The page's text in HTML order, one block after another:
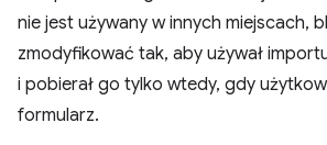
nie jest używany w innych miejscach,
zmodyfikować tak, aby używał
i pobierał go tylko wtedy, gdy
formularz.